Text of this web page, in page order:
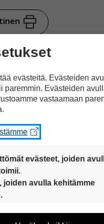
on kuivunut”
evästeitä. Evästeiden
paremmin. Evästeiden
vastaamaan
evästeet, joiden
ovat aina käytössä, jotta
käyttää sujuvasti ja
joiden avulla kehitämme